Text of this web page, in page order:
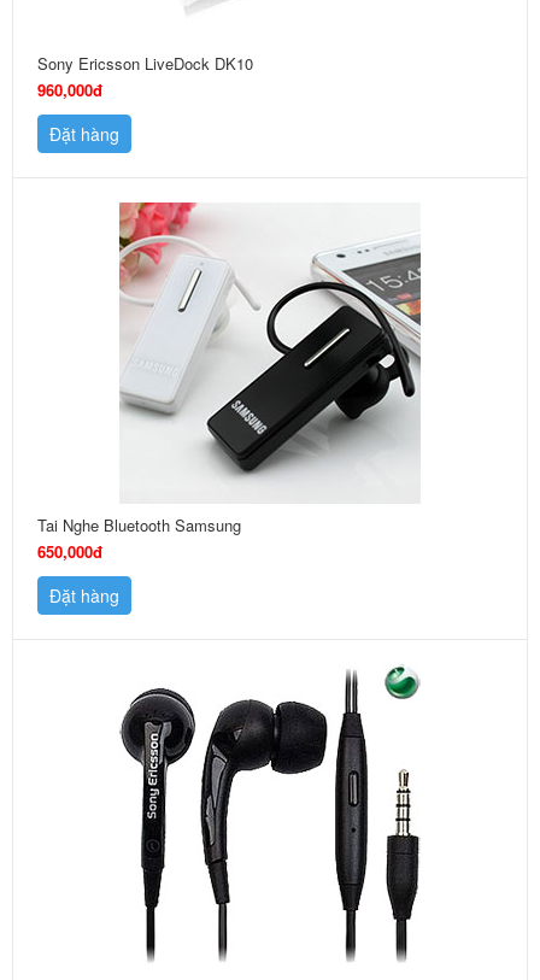
Sony Ericsson LiveDock DK10
960,000đ
Đặt hàng
Tai Nghe Bluetooth Samsung
650,000đ
Đặt hàng